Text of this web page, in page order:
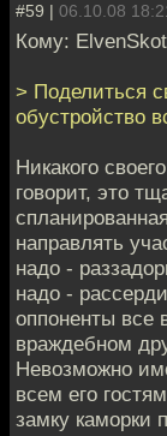
#59 | 06.10.08
Кому:
> Поделиться
обустройство
Никакого
говорит, это
направлять
надо -
надо -
оппоненты все
враждебном
Невозможно
всем его
замку каморки